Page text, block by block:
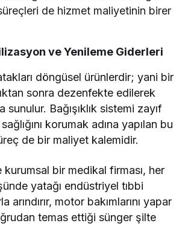
de hizmet maliyetinin birer
ve Yenileme Giderleri
döngüsel ürünlerdir; yani bir
sonra dezenfekte edilerek
Bağışıklık sistemi zayıf
korumak adına yapılan bu
de bir maliyet kalemidir.
bir medikal firması, her
yatağı endüstriyel tıbbi
arındırır, motor bakımlarını yapar
temas ettiği sünger şilte